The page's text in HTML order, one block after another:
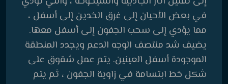
في بعض الأحيان إلى غرق الخدين إلى أسفل ،
مما يؤدي إلى سحب الجفون إلى أسفل معها.
يضيف شد منتصف الوجه الدعم ويجدد المنطقة
الموجودة أسفل العينين. يتم عمل شقوق على
شكل خط ابتسامة في زاوية الجفون ، ثم يتم